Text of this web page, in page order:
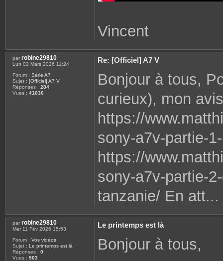
Vincent
par robine29810
Lun 02 Mars 2026 11:24
Forum : Série A7
Sujet : [Officiel] A7 V
Réponses : 284
Vues : 41036
Re: [Officiel] A7 V
Bonjour à tous,
curieux), mon
https://
sony-a7v-partie-
https://
sony-a7v-partie-
tanzanie/ En att...
par robine29810
Mer 11 Fév 2026 15:53
Forum : Vos vidéos
Sujet : Le printemps est là
Réponses : 0
Vues : 903
Le printemps est là
Bonjour à tous,